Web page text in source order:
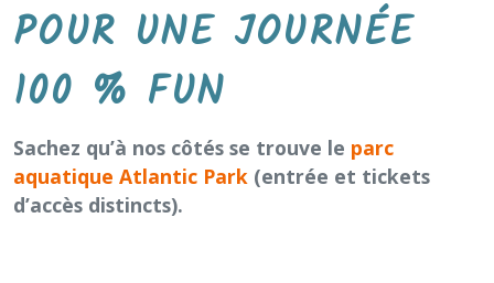
POUR UNE JOURNÉE
100 % FUN
Sachez qu’à nos côtés se trouve le parc
aquatique Atlantic Park (entrée et tickets
d’accès distincts).